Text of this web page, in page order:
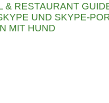
& RESTAURANT
UND SKYPE-
MIT HUND